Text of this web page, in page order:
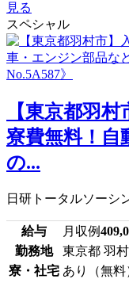
見る
スペシャル
【東京都羽
寮費無料！自
の...
日研トータルソーシ
給与 月収例
勤務地
東京都 羽
寮・社宅 あり（無料